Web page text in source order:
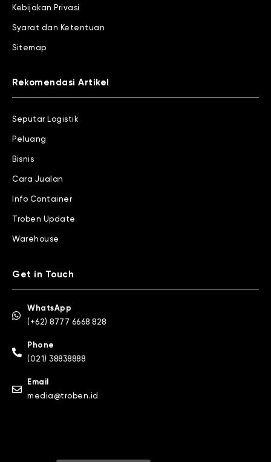
Kebijakan Privasi
Syarat dan Ketentuan
Sitemap
Rekomendasi Artikel
Seputar Logistik
Peluang
Bisnis
Cara Jualan
Info Container
Troben Update
Warehouse
Get in Touch
WhatsApp
(+62) 8777 6668 828
Phone
(021) 38838888
Email
media@troben.id